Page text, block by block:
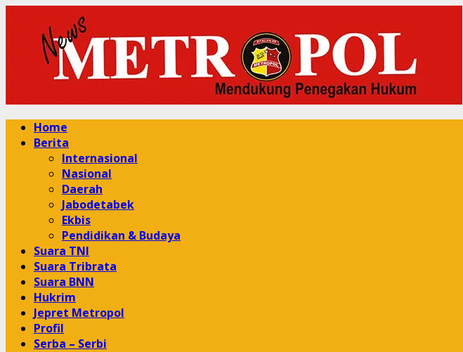
content
Primary
Menu
Home
Berita
Internasional
Nasional
Daerah
Jabodetabek
Ekbis
Pendidikan & Budaya
Suara TNI
Suara Tribrata
Suara BNN
Hukrim
Jepret Metropol
Profil
Serba – Serbi